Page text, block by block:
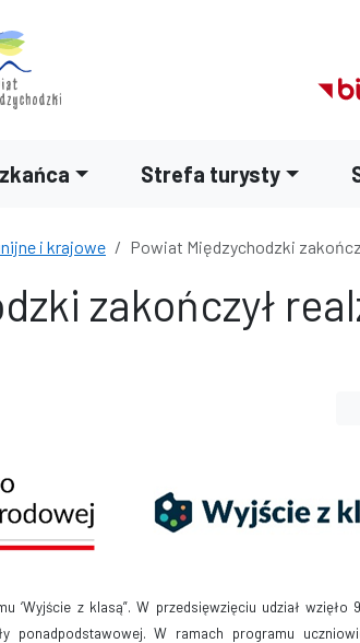
Strefa turysty
i krajowe Powiat Międzychodzki
zakończył
‘Wyjście z klasą”. W przedsięwzięciu udział
ponadpodstawowej. W ramach programu